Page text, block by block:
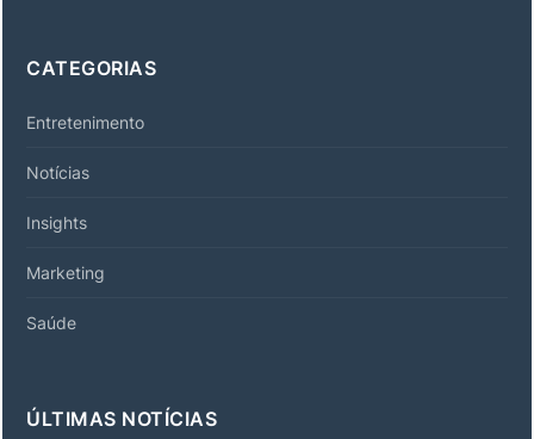
CATEGORIAS
Entretenimento
Notícias
Insights
Marketing
Saúde
ÚLTIMAS NOTÍCIAS